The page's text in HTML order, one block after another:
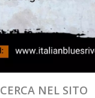
CERCA NEL SITO